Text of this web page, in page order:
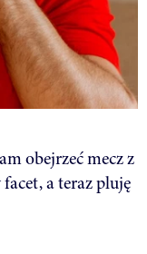
obejrzeć mecz z
a teraz pluję